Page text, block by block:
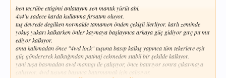
ben tecrübe ettigimi anlatayım sen mantık yürüt abi.
4x4'u sadece karda kullanma fırsatım oluyor.
tuş devrede degilken normalde tamamen önden çekişli ilerliyor. karlı zeminde
yokuş yukarı kalkarken önler kaymaya başlayınca arkaya güç gidiyor gırç pıt mıt
ediyor kalkıyor.
ama kalkmadan önce "4wd lock" tuşuna basıp kalkış yapınca tüm tekerlere eşit
güç göndererek kalktığından patinaj cekmeden stabil bir şekilde kalkıyor.
yani tuşa basmadan awd mantıgı ile çalışıyor, önce batırıyor sonra çıkarmaya
çalışıyor. 4wd tuşuna basınca batırmamak için çalışıyor.